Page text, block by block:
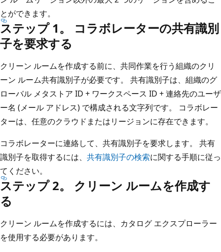
とができます。
ステップ 1。 コラボレーターの共有識別
子を要求する
クリーン ルームを作成する前に、共同作業を行う組織のクリ
ーン ルーム共有識別子が必要です。 共有識別子は、組織のグ
ローバル メタストア ID + ワークスペース ID + 連絡先のユーザ
ー名 (メール アドレス) で構成される文字列です。 コラボレー
ターは、任意のクラウドまたはリージョンに存在できます。
コラボレーターに連絡して、共有識別子を要求します。 共有
識別子を取得するには、 共有識別子の検索に関する手順に従っ
てください。
ステップ 2。 クリーン ルームを作成す
る
クリーン ルームを作成するには、カタログ エクスプローラー
を使用する必要があります。